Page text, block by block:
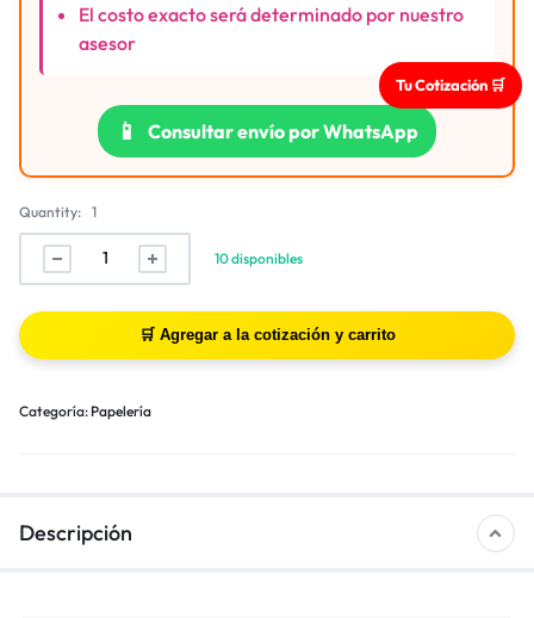
El costo exacto será determinado por nuestro
asesor
📱 Consultar envío por WhatsApp
Quantity: 1
10 disponibles
Categoría: Papelería
Descripción
Tu Cotización 🛒